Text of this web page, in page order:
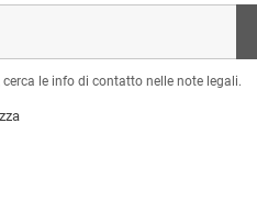
le info di contatto nelle note legali.